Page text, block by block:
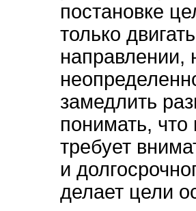
постановке
только
направлении,
замедлить
понимать,
требует
и
делает цели